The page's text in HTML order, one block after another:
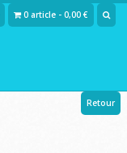
0 article - 0,00 €
Retour